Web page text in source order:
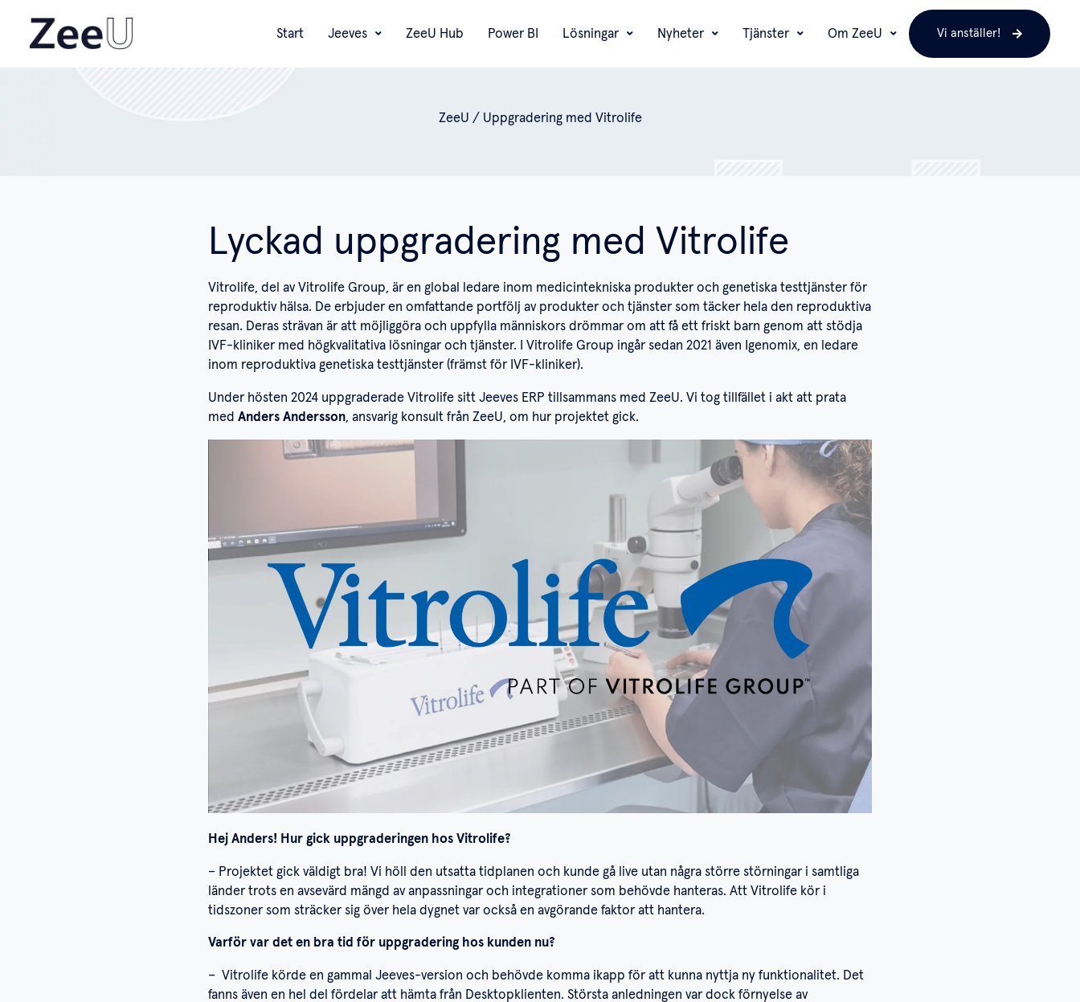
Start Jeeves ZeeU Hub Power BI Lösningar Nyheter Tjänster Om ZeeU Vi anställer!
ZeeU / Uppgradering med Vitrolife
Lyckad uppgradering med Vitrolife
Vitrolife, del av Vitrolife Group, är en global ledare inom medicintekniska produkter och genetiska testtjänster för
reproduktiv hälsa. De erbjuder en omfattande portfölj av produkter och tjänster som täcker hela den reproduktiva
resan. Deras strävan är att möjliggöra och uppfylla människors drömmar om att få ett friskt barn genom att stödja
IVF-kliniker med högkvalitativa lösningar och tjänster. I Vitrolife Group ingår sedan 2021 även Igenomix, en ledare
inom reproduktiva genetiska testtjänster (främst för IVF-kliniker).
Under hösten 2024 uppgraderade Vitrolife sitt Jeeves ERP tillsammans med ZeeU. Vi tog tillfället i akt att prata
med Anders Andersson, ansvarig konsult från ZeeU, om hur projektet gick.
Hej Anders! Hur gick uppgraderingen hos Vitrolife?
– Projektet gick väldigt bra! Vi höll den utsatta tidplanen och kunde gå live utan några större störningar i samtliga
länder trots en avsevärd mängd av anpassningar och integrationer som behövde hanteras. Att Vitrolife kör i
tidszoner som sträcker sig över hela dygnet var också en avgörande faktor att hantera.
Varför var det en bra tid för uppgradering hos kunden nu?
– Vitrolife körde en gammal Jeeves-version och behövde komma ikapp för att kunna nyttja ny funktionalitet. Det
fanns även en hel del fördelar att hämta från Desktopklienten. Största anledningen var dock förnyelse av